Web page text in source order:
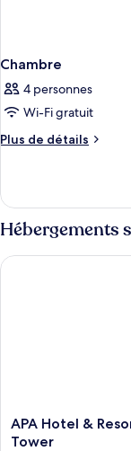
Chambre
4 personnes
Wi-Fi gratuit
Plus de détails
Plus
le
type
de
chambre
Chambre
Hébergements
APA
Hotel
APA Hotel &
Tower
APA Hotel & Resort